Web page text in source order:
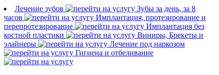
Лечение зубов
Зубы за день, за 8
часов
Имплантация, протезирование и
перепротезирование
Имплантация без
костной пластики
Виниры, Брекеты и
элайнеры
Лечение под наркозом
Гигиена и отбеливание